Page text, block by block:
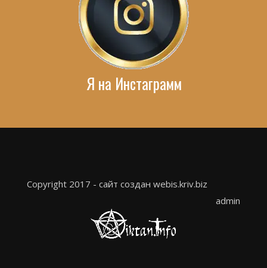
Я на Инстаграмм
Copyright 2017 - сайт создан webis.kriv.biz
admin